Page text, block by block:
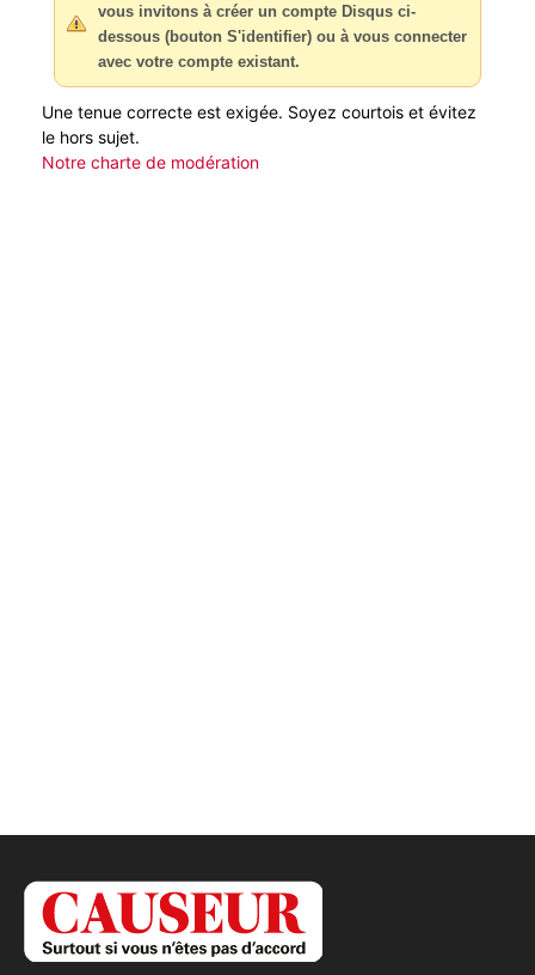
vous invitons à créer un compte Disqus ci-
dessous (bouton S'identifier) ou à vous connecter
avec votre compte existant.
Une tenue correcte est exigée. Soyez courtois et évitez
le hors sujet.
Notre charte de modération